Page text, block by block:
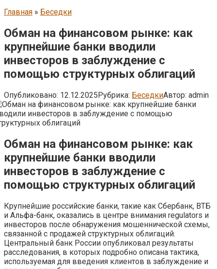
Главная » Беседки
Обман на финансовом рынке: как
крупнейшие банки вводили
инвесторов в заблуждение с
помощью структурных облигаций
Опубликовано: 12.12.2025Рубрика: БеседкиАвтор: admin
Обман на финансовом рынке: как
крупнейшие банки вводили
инвесторов в заблуждение с
помощью структурных облигаций
Крупнейшие российские банки, такие как Сбербанк, ВТБ
и Альфа-банк, оказались в центре внимания regulators и
инвесторов после обнаружения мошеннической схемы,
связанной с продажей структурных облигаций.
Центральный банк России опубликовал результаты
расследования, в которых подробно описана тактика,
используемая для введения клиентов в заблуждение и